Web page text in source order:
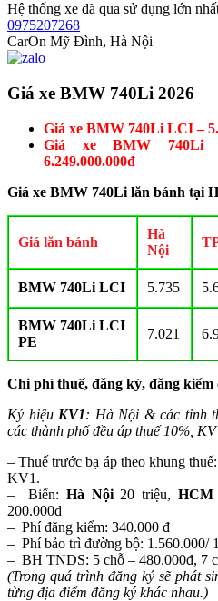
Hệ thống xe đã qua sử dụng lớn
0975207268
CarOn Mỹ Đình, Hà Nội
Giá xe BMW 740Li 2026
Giá xe BMW 740Li LCI –
Giá xe BMW 740Li
6.249.000.000đ
Giá xe BMW 740Li lăn bánh tại
Giá lăn bánh
Hà
Nội
BMW 740Li LCI 5.735
BMW 740Li LCI
PE
7.021
Chi phí thuế, đăng ký, đăng kiểm
Ký hiệu KV1: Hà Nội & các tỉnh
các thành phố đều áp thuế 10%,
– Thuế trước bạ áp theo khung
KV1.
– Biển:Hà Nội20 triệu, HCM
200.000đ
– Phí đăng kiểm: 340.000 đ
– Phí bảo trì đường bộ: 1.560.000/
– BH TNDS: 5 chỗ – 480.000đ, 7
(Trong quá trình đăng ký sẽ phát
từng địa điểm đăng ký khác nhau.)